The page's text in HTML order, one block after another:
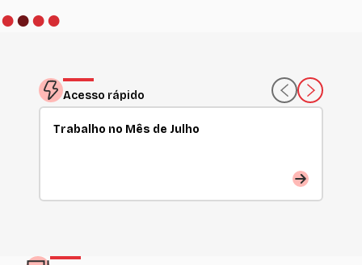
●●●●
Acesso rápido
Trabalho no Mês de Julho